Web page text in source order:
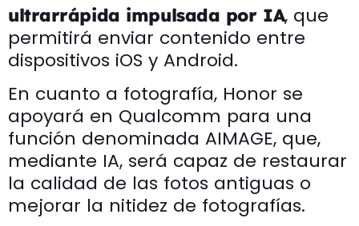
ultrarrápida impulsada por IA, que
permitirá enviar contenido entre
dispositivos iOS y Android.
En cuanto a fotografía, Honor se
apoyará en Qualcomm para una
función denominada AIMAGE, que,
mediante IA, será capaz de restaurar
la calidad de las fotos antiguas o
mejorar la nitidez de fotografías.